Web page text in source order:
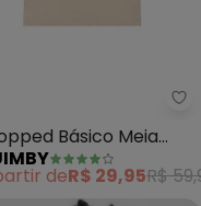
Cropped Ribana
Básico Meia
Menina (Bege)
deR$ 29,95R$